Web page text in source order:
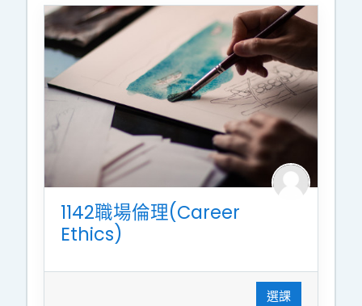
1142職場倫理(Career
Ethics)
選課